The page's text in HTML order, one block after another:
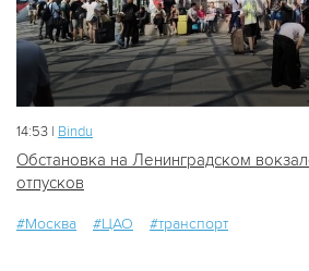
14:53 | Bindu
Обстановка на Ленинградском
отпусков
#Москва #ЦАО #транспорт